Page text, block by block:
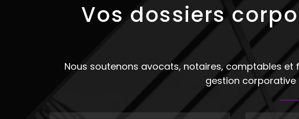
Vos dossiers
Nous soutenons avocats, notaires, comptables
gestion corporative